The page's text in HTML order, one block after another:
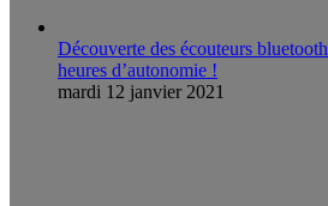
Découverte des écouteurs
heures d’autonomie !
mardi 12 janvier 2021